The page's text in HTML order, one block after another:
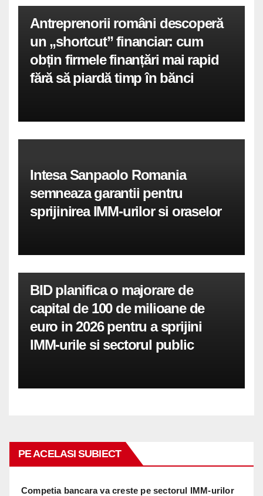
Antreprenorii români descoperă
un „shortcut” financiar: cum
obțin firmele finanțări mai rapid
fără să piardă timp în bănci
Intesa Sanpaolo Romania
semneaza garantii pentru
sprijinirea IMM-urilor si oraselor
BID planifica o majorare de
capital de 100 de milioane de
euro in 2026 pentru a sprijini
IMM-urile si sectorul public
PE ACELASI SUBIECT
Competia bancara va creste pe sectorul IMM-urilor